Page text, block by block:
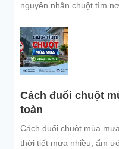
nguyên nhân chuột tìm
bảo vệ không gian sống
Cách đuổi chuột
toàn
Cách đuổi chuột mùa
thời tiết mưa nhiều, ẩm